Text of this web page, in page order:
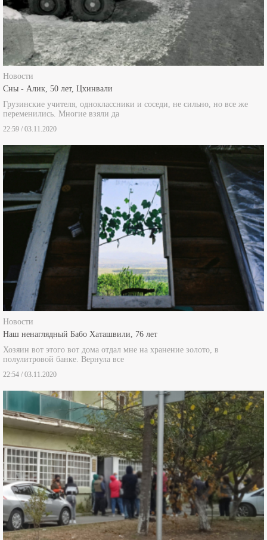
Новости
Сны - Алик, 50 лет, Цхинвали
Грузинские учителя, одноклассники и соседи, не сильно, но все же
переменились. Многие взяли да
22:59 / 03.11.2020
Новости
Наш ненаглядный Бабо Хаташвили, 76 лет
Хозяин вот этого вот дома отдал мне на хранение золото, в
полулитровой банке. Вернула все
22:54 / 03.11.2020